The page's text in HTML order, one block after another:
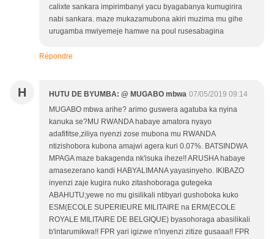
calixte sankara impirimbanyi yacu byagabanya kumugirira
nabi sankara. maze mukazamubona akiri muzima mu gihe
urugamba mwiyemeje hamwe na poul rusesabagina
Répondre
H HUTU DE BYUMBA: @ MUGABO mbwa 07/05/2019 09:14
MUGABO mbwa arihe? arimo guswera agatuba ka nyina
kanuka se?MU RWANDA habaye amatora nyayo
adafifitse,ziliya nyenzi zose mubona mu RWANDA
ntizishobora kubona amajwi agera kuri 0.07%. BATSINDWA
MPAGA maze bakagenda nk'isuka iheze!! ARUSHA habaye
amasezerano kandi HABYALIMANA yayasinyeho. IKIBAZO
inyenzi zaje kugira nuko zitashoboraga gutegeka
ABAHUTU;yewe no mu gisilikali ntibyari gushoboka kuko
ESM(ECOLE SUPERIEURE MILITAIRE na ERM(ECOLE
ROYALE MILITAIRE DE BELGIQUE) byasohoraga abasilikali
b'intarumikwa!! FPR yari igizwe n'inyenzi zitize gusaaa!! FPR